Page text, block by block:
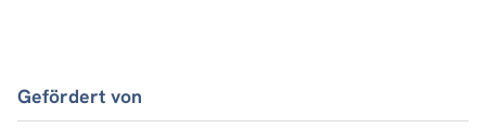
Gefördert von